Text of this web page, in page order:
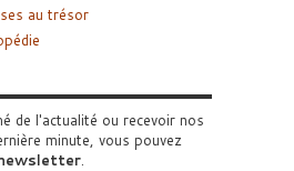
au trésor
de l'actualité ou recevoir nos
minute, vous pouvez
.